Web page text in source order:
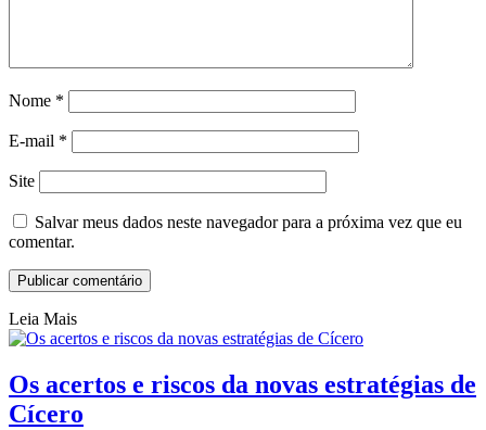
Nome *
E-mail *
Site
Salvar meus dados neste navegador para a próxima vez que eu
comentar.
Leia Mais
Os acertos e riscos da novas estratégias de
Cícero